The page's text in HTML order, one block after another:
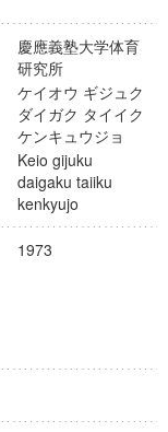
慶應義塾大学体育
研究所
ケイオウ ギジュク
ダイガク タイイク
ケンキュウジョ
Keio gijuku
daigaku taiiku
kenkyujo
1973